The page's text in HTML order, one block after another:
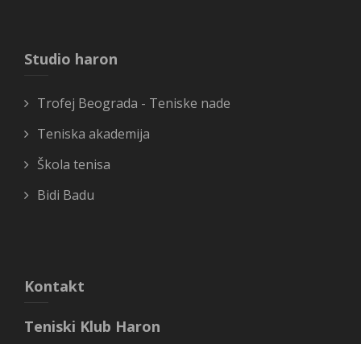
Studio haron
Trofej Beograda - Teniske nade
Teniska akademija
Škola tenisa
Bidi Badu
Kontakt
Teniski Klub Haron